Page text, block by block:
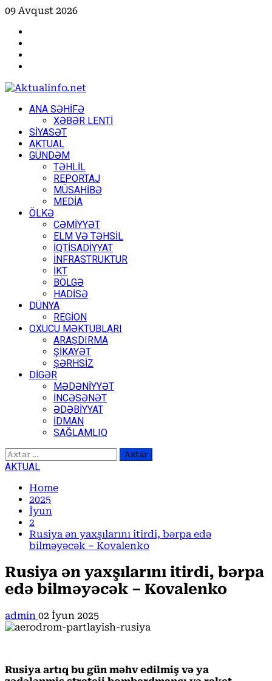
Skip
content
09 Avqust 2026
PrimaryANA SƏHİFƏ
XƏBƏR LENTİ
SİYASƏT
AKTUAL
GÜNDƏM
TƏHLİL
REPORTAJ
MÜSAHİBƏ
MEDİA
ÖLKƏ
CƏMİYYƏT
ELM VƏ TƏHSİL
İQTİSADİYYAT
İNFRASTRUKTUR
İKT
BÖLGƏ
HADİSƏ
DÜNYA
REGİON
OXUCU MƏKTUBLARI
ARAŞDIRMA
ŞİKAYƏT
ŞƏRHSİZ
DİGƏR
MƏDƏNİYYƏT
İNCƏSƏNƏT
ƏDƏBİYYAT
İDMAN
SAĞLAMLIQ
Axtarış:
AKTUAL
Home
2025
İyun
2
Rusiya ən yaxşılarını itirdi, bərpa edə
bilməyəcək – Kovalenko
Rusiya ən yaxşılarını itirdi, bərpa
edə bilməyəcək – Kovalenko
admin 02 İyun 2025
Rusiya artıq bu gün məhv edilmiş və ya